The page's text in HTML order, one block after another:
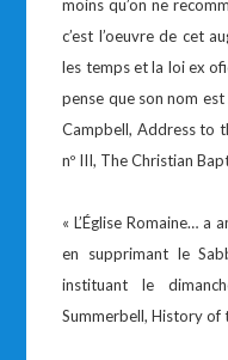
moins qu’on ne
c’est l’oeuvre de cet
les temps et la loi ex
pense que son nom
Campbell, Address to
nº III, The Christian
« L’Église Romaine… a
en supprimant le
instituant le
Summerbell, History of